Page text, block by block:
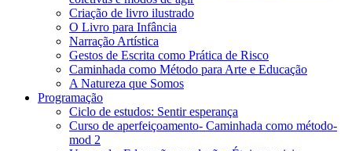
Criação de livro ilustrado
O Livro para Infância
Narração Artística
Gestos de Escrita como Prática de Risco
Caminhada como Método para Arte e Educação
A Natureza que Somos
Programação
Ciclo de estudos: Sentir esperança
Curso de aperfeiçoamento- Caminhada como método-
mod 2